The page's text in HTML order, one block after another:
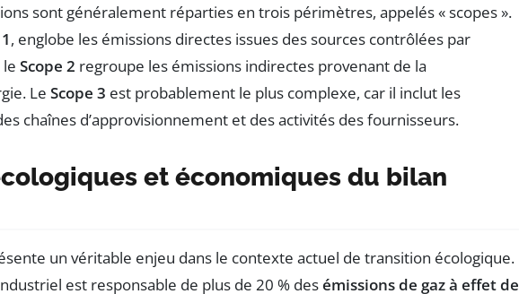
sont généralement réparties en trois périmètres, appelés « scopes ».
, englobe les émissions directes issues des sources contrôlées par
Scope 2 regroupe les émissions indirectes provenant de la
Le Scope 3 est probablement le plus complexe, car il inclut les
chaînes d’approvisionnement et des activités des fournisseurs.
et économiques du bilan
un véritable enjeu dans le contexte actuel de transition écologique.
est responsable de plus de 20 % desémissions de gaz à effet de